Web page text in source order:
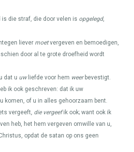
die straf, die door velen is opgelegd,
liever moetvergeven en bemoedigen,
door al te grote droefheid wordt
dat u uwliefde voor hem weerbevestigt.
ik ook geschreven: dat ik uw
komen, of u in alles gehoorzaam bent.
vergeeft, die vergeefik ook; want ook ik
heb, het hem vergeven omwille van u,
opdat de satan op ons geen